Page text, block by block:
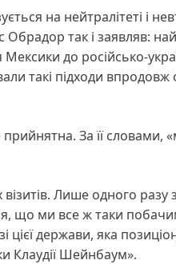
на нейтралітеті і
так і заявляв:
до російсько-
такі підходи впродовж
За її словами,
Лише одного разу
що ми все ж таки
держави, яка
Клаудії Шейнбаум».